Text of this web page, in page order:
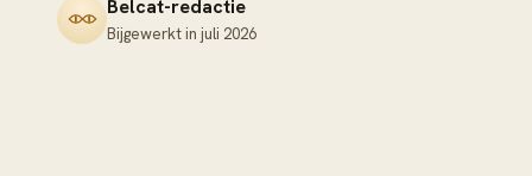
Belcat-redactie
Bijgewerkt in juli 2026